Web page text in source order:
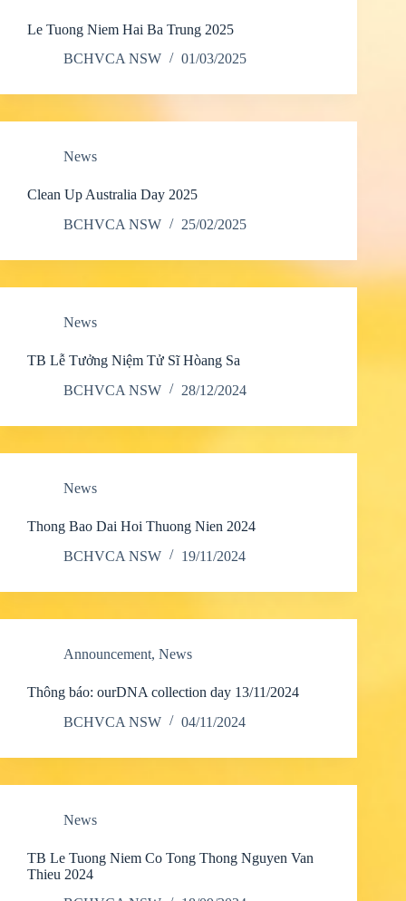
Le Tuong Niem Hai Ba Trung 2025
BCHVCA NSW
01/03/2025
News
Clean Up Australia Day 2025
BCHVCA NSW
25/02/2025
News
TB Lễ Tưởng Niệm Tử Sĩ Hòang Sa
BCHVCA NSW
28/12/2024
News
Thong Bao Dai Hoi Thuong Nien 2024
BCHVCA NSW
19/11/2024
Announcement, News
Thông báo: ourDNA collection day 13/11/2024
BCHVCA NSW
04/11/2024
News
TB Le Tuong Niem Co Tong Thong Nguyen Van
Thieu 2024